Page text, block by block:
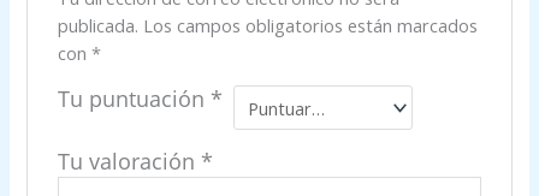
publicada. Los campos obligatorios están marcados
con *
Tu puntuación *
Tu valoración *